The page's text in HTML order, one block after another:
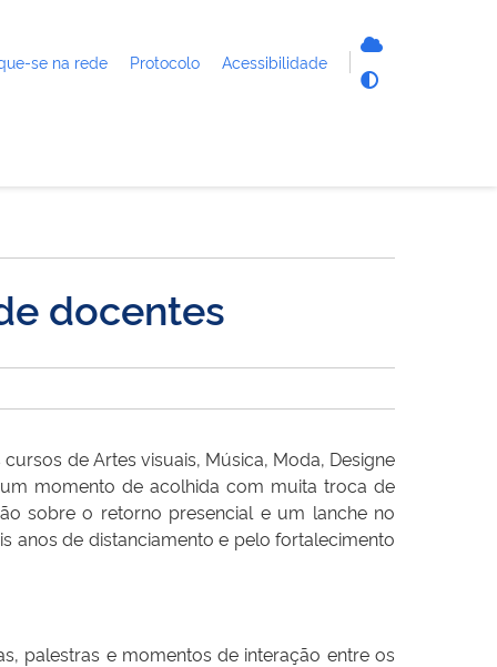
se na rede Protocolo Acessibilidade
docentes
de Artes visuais, Música, Moda, Designe
momento de acolhida com muita troca de
sobre o retorno presencial e um lanche no
anos de distanciamento e pelo fortalecimento
palestras e momentos de interação entre os